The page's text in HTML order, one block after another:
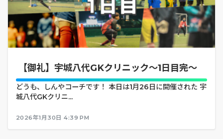
【御礼】宇城八代GKクリニック～1日目完～
どうも、しんやコーチです！ 本日は1月26日に開催された 宇
城八代GKクリニ...
2026年1月30日 4:39 PM